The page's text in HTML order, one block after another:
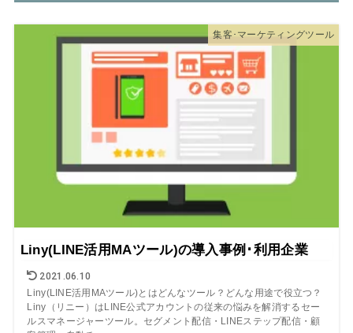
集客･マーケティングツール
Liny(LINE活用MAツール)の導入事例･利用企業
2021.06.10
Liny(LINE活用MAツール)とはどんなツール？どんな用途で役立つ？
Liny（リニー）はLINE公式アカウントの従来の悩みを解消するセー
ルスマネージャーツール。セグメント配信・LINEステップ配信・顧